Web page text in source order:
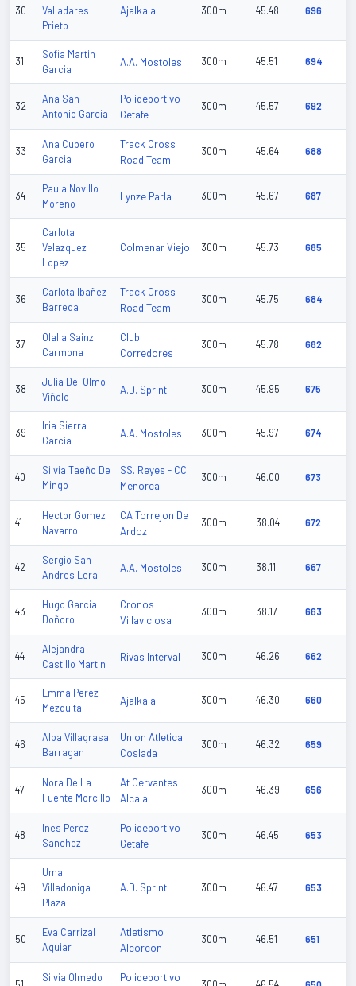
30
Valladares
Prieto
Ajalkala 300m 45.48 696
31
Sofia Martin
Garcia
A.A. Mostoles 300m 45.51 694
32
Ana San
Antonio Garcia
Polideportivo
Getafe
300m 45.57 692
33
Ana Cubero
Garcia
Track Cross
Road Team
300m 45.64 688
34
Paula Novillo
Moreno
Lynze Parla 300m 45.67 687
35
Carlota
Velazquez
Lopez
Colmenar Viejo 300m 45.73 685
36
Carlota Ibañez
Barreda
Track Cross
Road Team
300m 45.75 684
37
Olalla Sainz
Carmona
Club
Corredores
300m 45.78 682
38
Julia Del Olmo
Viñolo
A.D. Sprint 300m 45.95 675
39
Iria Sierra
Garcia
A.A. Mostoles 300m 45.97 674
40
Silvia Taeño De
Mingo
SS. Reyes - CC.
Menorca
300m 46.00 673
41
Hector Gomez
Navarro
CA Torrejon De
Ardoz
300m 38.04 672
42
Sergio San
Andres Lera
A.A. Mostoles 300m 38.11 667
43
Hugo Garcia
Doñoro
Cronos
Villaviciosa
300m 38.17 663
44
Alejandra
Castillo Martin
Rivas Interval 300m 46.26 662
45
Emma Perez
Mezquita
Ajalkala 300m 46.30 660
46
Alba Villagrasa
Barragan
Union Atletica
Coslada
300m 46.32 659
47
Nora De La
Fuente Morcillo
At Cervantes
Alcala
300m 46.39 656
48
Ines Perez
Sanchez
Polideportivo
Getafe
300m 46.45 653
49
Uma
Villadoniga
Plaza
A.D. Sprint 300m 46.47 653
50
Eva Carrizal
Aguiar
Atletismo
Alcorcon
300m 46.51 651
Silvia Olmedo Polideportivo